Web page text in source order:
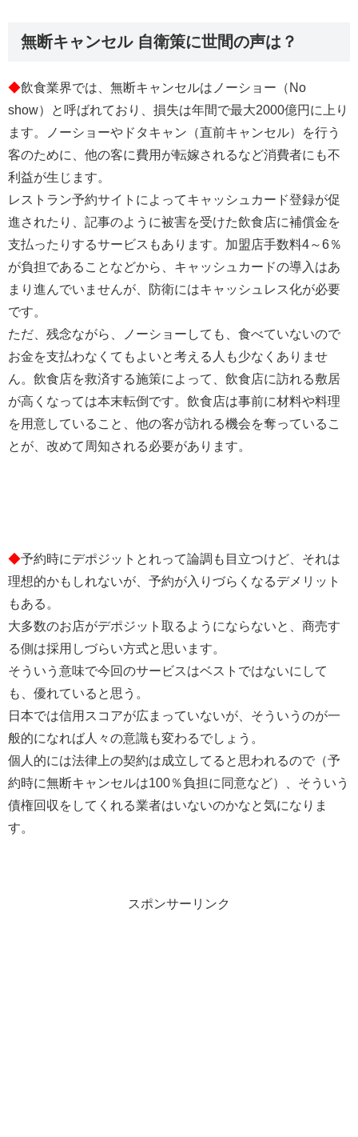
無断キャンセル 自衛策に世間の声は？
◆飲食業界では、無断キャンセルはノーショー（No
show）と呼ばれており、損失は年間で最大2000億円に上り
ます。ノーショーやドタキャン（直前キャンセル）を行う
客のために、他の客に費用が転嫁されるなど消費者にも不
利益が生じます。
レストラン予約サイトによってキャッシュカード登録が促
進されたり、記事のように被害を受けた飲食店に補償金を
支払ったりするサービスもあります。加盟店手数料4～6％
が負担であることなどから、キャッシュカードの導入はあ
まり進んでいませんが、防衛にはキャッシュレス化が必要
です。
ただ、残念ながら、ノーショーしても、食べていないので
お金を支払わなくてもよいと考える人も少なくありませ
ん。飲食店を救済する施策によって、飲食店に訪れる敷居
が高くなっては本末転倒です。飲食店は事前に材料や料理
を用意していること、他の客が訪れる機会を奪っているこ
とが、改めて周知される必要があります。
◆予約時にデポジットとれって論調も目立つけど、それは
理想的かもしれないが、予約が入りづらくなるデメリット
もある。
大多数のお店がデポジット取るようにならないと、商売す
る側は採用しづらい方式と思います。
そういう意味で今回のサービスはベストではないにして
も、優れていると思う。
日本では信用スコアが広まっていないが、そういうのが一
般的になれば人々の意識も変わるでしょう。
個人的には法律上の契約は成立してると思われるので（予
約時に無断キャンセルは100％負担に同意など）、そういう
債権回収をしてくれる業者はいないのかなと気になりま
す。
スポンサーリンク